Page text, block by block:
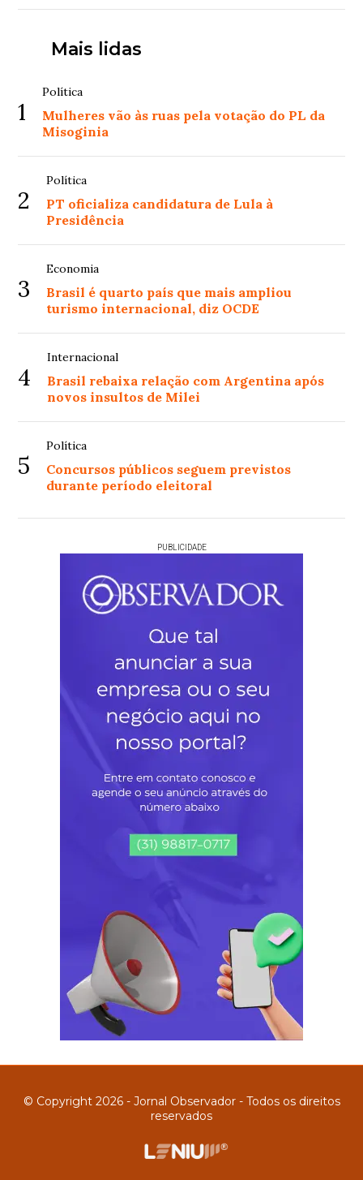
Mais lidas
1
Política
Mulheres vão às ruas pela votação do PL da
Misoginia
2
Política
PT oficializa candidatura de Lula à
Presidência
3
Economia
Brasil é quarto país que mais ampliou
turismo internacional, diz OCDE
4
Internacional
Brasil rebaixa relação com Argentina após
novos insultos de Milei
5
Política
Concursos públicos seguem previstos
durante período eleitoral
PUBLICIDADE
© Copyright 2026 - Jornal Observador - Todos os direitos
reservados